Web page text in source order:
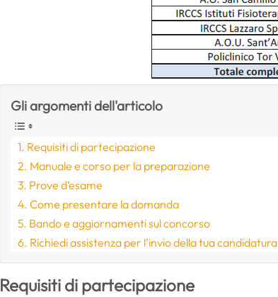
Gli argomenti dell'articolo
Requisiti di partecipazione
Manuale e corso per la preparazione
Prove d’esame
Come presentare la domanda
Bando e aggiornamenti sul concorso
Richiedi assistenza per l’invio della tua candidatura
Requisiti di partecipazione